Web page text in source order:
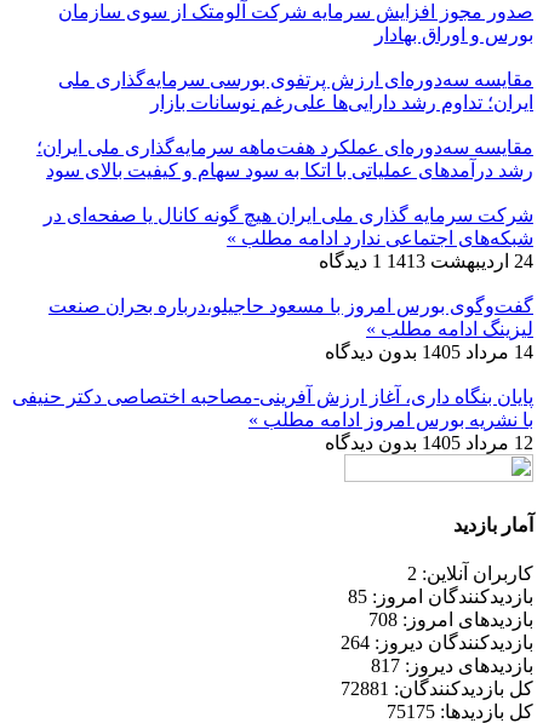
صدور مجوز افزایش سرمایه شرکت آلومتک از سوی سازمان
بورس و اوراق بهادار
مقایسه سه‌دوره‌ای ارزش پرتفوی بورسی سرمایه‌گذاری ملی
ایران؛ تداوم رشد دارایی‌ها علی‌رغم نوسانات بازار
مقایسه سه‌دوره‌ای عملکرد هفت‌ماهه سرمایه‌گذاری ملی ایران؛
رشد درآمدهای عملیاتی با اتکا به سود سهام و کیفیت بالای سود
شرکت سرمایه گذاری ملی ایران هیچ گونه کانال یا صفحه‌ای در
شبکه‌های اجتماعی ندارد ادامه مطلب »
24 اردیبهشت 1413
1 دیدگاه
گفت‌وگوی بورس امروز با مسعود حاجیلو،درباره بحران صنعت
لیزینگ ادامه مطلب »
14 مرداد 1405
بدون دیدگاه
پایان بنگاه داری، آغاز ارزش آفرینی-مصاحبه اختصاصی دکتر حنیفی
با نشریه بورس امروز
ادامه مطلب »
12 مرداد 1405
بدون دیدگاه
آمار بازدید
کاربران آنلاین: 2
بازدیدکنندگان امروز: 85
بازدیدهای امروز: 708
بازدیدکنندگان دیروز: 264
بازدیدهای دیروز: 817
کل بازدیدکنند‌گان: 72881
کل بازدیدها: 75175